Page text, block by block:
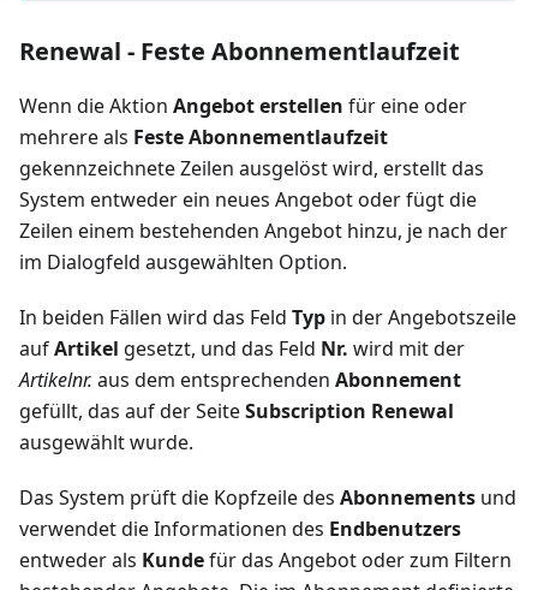
Renewal - Feste Abonnementlaufzeit
Wenn die Aktion Angebot erstellen für eine oder
mehrere als Feste Abonnementlaufzeit
gekennzeichnete Zeilen ausgelöst wird, erstellt das
System entweder ein neues Angebot oder fügt die
Zeilen einem bestehenden Angebot hinzu, je nach der
im Dialogfeld ausgewählten Option.
In beiden Fällen wird das Feld Typ in der Angebotszeile
aufArtikel gesetzt, und das Feld Nr. wird mit der
Artikelnr. aus dem entsprechenden Abonnement
gefüllt, das auf der SeiteSubscription Renewal
ausgewählt wurde.
Das System prüft die Kopfzeile des Abonnements und
verwendet die Informationen des Endbenutzers
entweder als Kundefür das Angebot oder zum Filtern